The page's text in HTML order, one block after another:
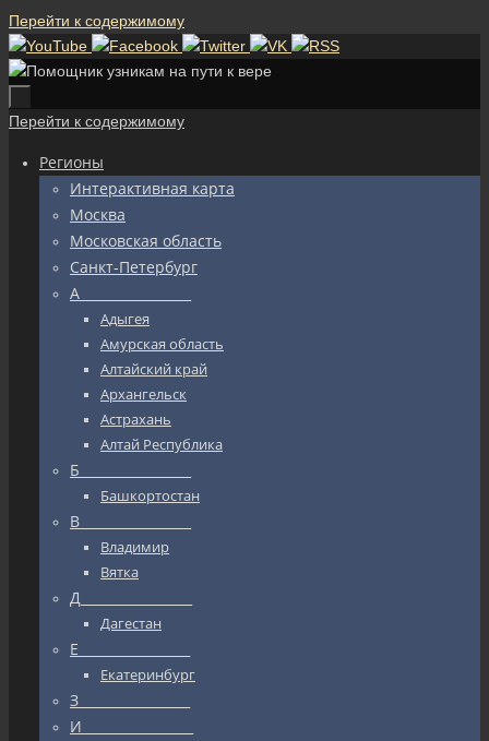
Перейти к содержимому
Перейти к содержимому
Регионы
Интерактивная карта
Москва
Московская область
Санкт-Петербург
А_________________
Адыгея
Амурская область
Алтайский край
Архангельск
Астрахань
Алтай Республика
Б_________________
Башкортостан
В_________________
Владимир
Вятка
Д_________________
Дагестан
Е_________________
Екатеринбург
З_________________
И_________________